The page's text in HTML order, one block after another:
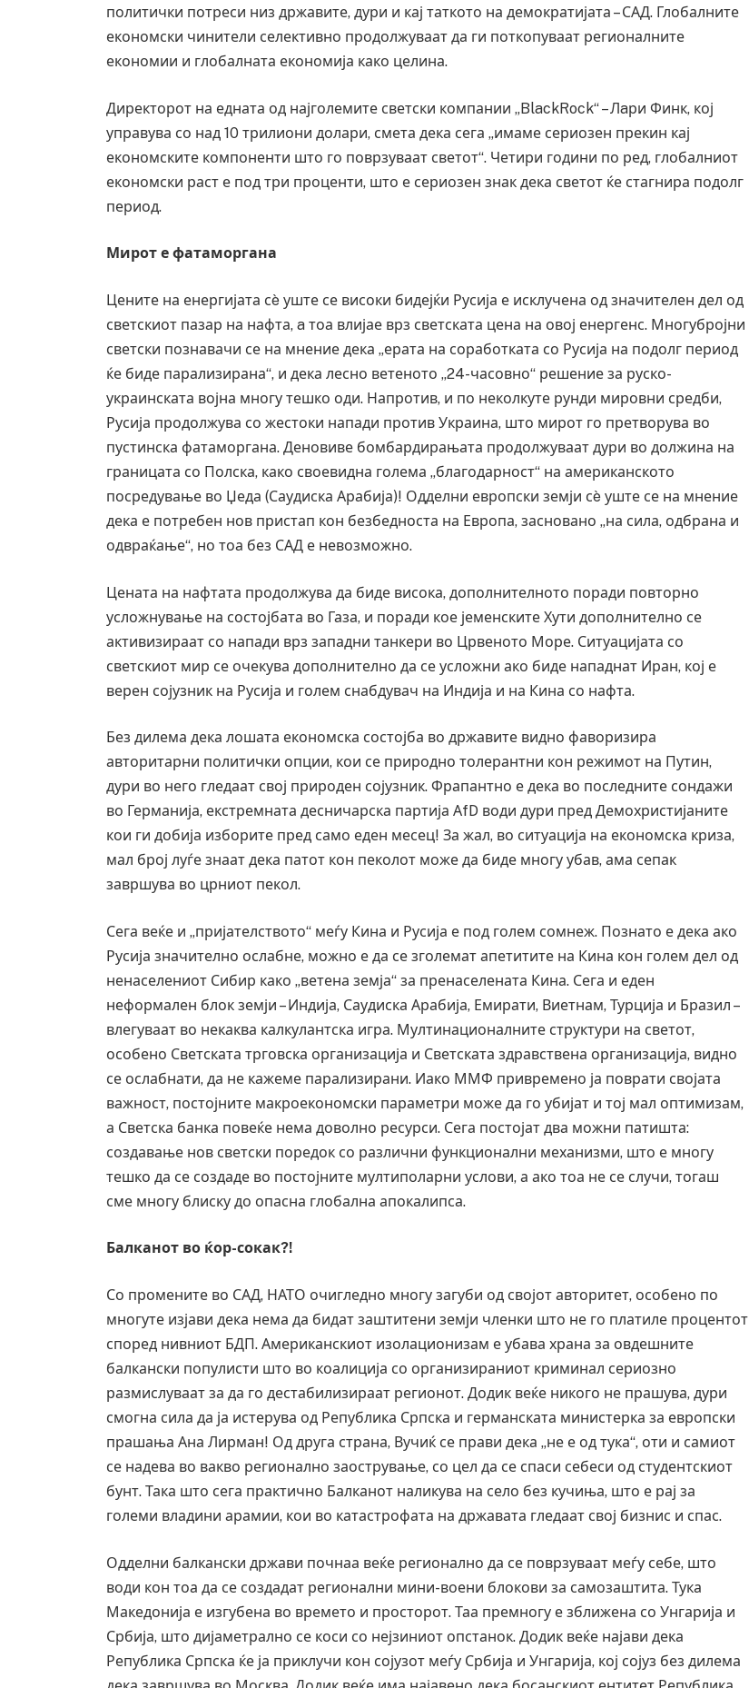
политички потреси низ државите, дури и кај таткото на демократијата – САД. Глобалните
економски чинители селективно продолжуваат да ги поткопуваат регионалните
економии и глобалната економија како целина.
Директорот на едната од најголемите светски компании „BlackRock“ – Лaри Финк, кој
управува со над 10 трилиони долари, смета дека сега „имаме сериозен прекин кај
економските компоненти што го поврзуваат светот“. Четири години по ред, глобалниот
економски раст е под три проценти, што е сериозен знак дека светот ќе стагнира подолг
период.
Мирот е фатаморгана
Цените на енергијата сè уште се високи бидејќи Русија е исклучена од значителен дел од
светскиот пазар на нафта, a тоа влијае врз светската цена на овој енергенс. Многубројни
светски познавачи се на мнение дека „ерата на соработката со Русија на подолг период
ќе биде парализирана“, и дека лесно ветеното „24-часовно“ решение за руско-
украинската војна многу тешко оди. Напротив, и по неколкуте рунди мировни средби,
Русија продолжува со жестоки напади против Украина, што мирот го претворува во
пустинска фатаморгана. Деновиве бомбардирањата продолжуваат дури во должина на
границата со Полска, како своевидна голема „благодарност“ на американското
посредување во Џеда (Саудиска Арабија)! Одделни европски земји сè уште се на мнение
дека е потребен нов пристап кон безбедноста на Европа, засновано „на сила, одбрана и
одвраќање“, но тоа без САД е невозможно.
Цената на нафтата продолжува да биде висока, дополнителното поради повторно
усложнување на состојбата во Газа, и поради кое јеменските Хути дополнително се
активизираат со напади врз западни танкери во Црвеното Море. Ситуацијата со
светскиот мир се очекува дополнително да се усложни ако биде нападнат Иран, кој е
верен сојузник на Русија и голем снабдувач на Индија и на Кина со нафта.
Без дилема дека лошата економска состојба во државите видно фаворизира
авторитарни политички опции, кои се природно толерантни кон режимот на Путин,
дури во него гледаат свој природен сојузник. Фрапантно е дека во последните сондажи
во Германија, екстремната десничарска партија АfD води дури пред Демохристијаните
кои ги добија изборите пред само еден месец! За жал, во ситуација на економска криза,
мал број луѓе знаат дека патот кон пеколот може да биде многу убав, ама сепак
завршува во црниот пекол.
Сега веќе и „пријателството“ меѓу Кина и Русија е под голем сомнеж. Познато е дека ако
Русија значително ослабне, можно е да се зголемат апетитите на Кина кон голем дел од
ненаселениот Сибир како „ветена земја“ за пренаселената Кина. Сега и еден
неформален блок земји – Индија, Саудиска Арабија, Емирати, Виетнам, Турција и Бразил –
влегуваат во некаква калкулантска игра. Мултинационалните структури на светот,
особено Светската трговска организација и Светската здравствена организација, видно
се ослабнати, да не кажеме парализирани. Иако ММФ привремено ја поврати својата
важност, постојните макроекономски параметри може да го убијат и тој мал оптимизам,
а Светска банка повеќе нема доволно ресурси. Сега постојат два можни патишта:
создавање нов светски поредок со различни функционални механизми, што е многу
тешко да се создаде во постојните мултиполарни услови, а ако тоа не се случи, тогаш
сме многу блиску до опасна глобална апокалипса.
Балканот во ќор-сокак?!
Со промените во САД, НАТО очигледно многу загуби од својот авторитет, особено по
многуте изјави дека нема да бидат заштитени земји членки што не го платиле процентот
според нивниот БДП. Американскиот изолационизам е убава храна за овдешните
балкански популисти што во коалиција со организираниот криминал сериозно
размислуваат за да го дестабилизираат регионот. Додик веќе никого не прашува, дури
смогна сила да ја истерува од Република Српска и германската министерка за европски
прашања Ана Лирман! Од друга страна, Вучиќ се прави дека „не е од тука“, оти и самиот
се надева во вакво регионално заострување, со цел да се спаси себеси од студентскиот
бунт. Така што сега практично Балканот наликува на село без кучиња, што е рај за
големи владини арамии, кои во катастрофата на државата гледаат свој бизнис и спас.
Одделни балкански држави почнаа веќе регионално да се поврзуваат меѓу себе, што
води кон тоа да се создадат регионални мини-воени блокови за самозаштита. Тука
Македонија е изгубена во времето и просторот. Таа премногу е зближена со Унгарија и
Србија, што дијаметрално се коси со нејзиниот опстанок. Додик веќе најави дека
Република Српска ќе ја приклучи кон сојузот меѓу Србија и Унгарија, кој сојуз без дилема
биде убиен?
AUGUST 2, 2026
AUGUST 7, 2026